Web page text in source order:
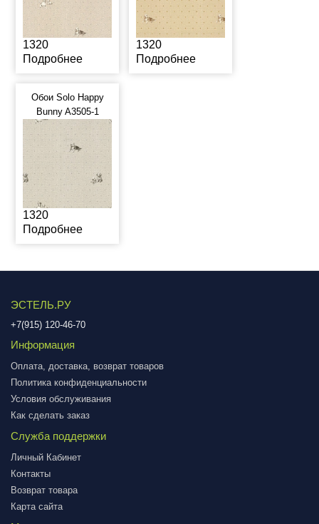
1320
Подробнее
1320
Подробнее
Обои Solo Happy
Bunny A3505-1
1320
Подробнее
ЭСТЕЛЬ.РУ
+7(915) 120-46-70
Информация
Оплата, доставка, возврат товаров
Политика конфиденциальности
Условия обслуживания
Как сделать заказ
Служба поддержки
Личный Кабинет
Контакты
Возврат товара
Карта сайта